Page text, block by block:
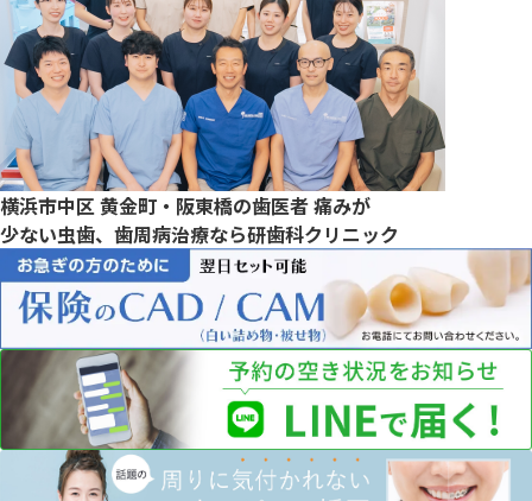
横浜市中区 黄金町・阪東橋の歯医者痛みが
少ない虫歯、歯周病治療なら研歯科クリニック